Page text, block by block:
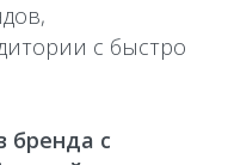
с быстро
бренда с